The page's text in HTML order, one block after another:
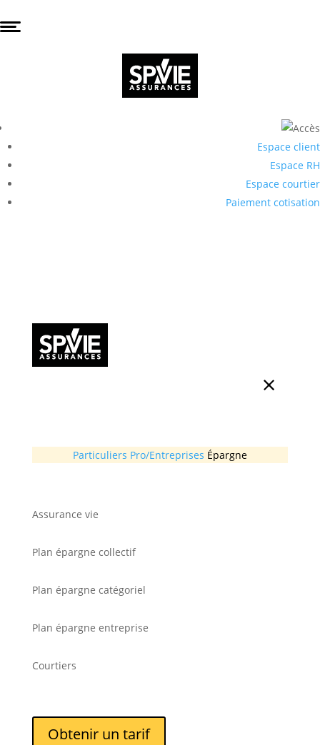
Espace client
Espace RH
Espace courtier
Paiement cotisation
Particuliers Pro/Entreprises Épargne
Assurance vie
Plan épargne collectif
Plan épargne catégoriel
Plan épargne entreprise
Courtiers
Obtenir un tarif